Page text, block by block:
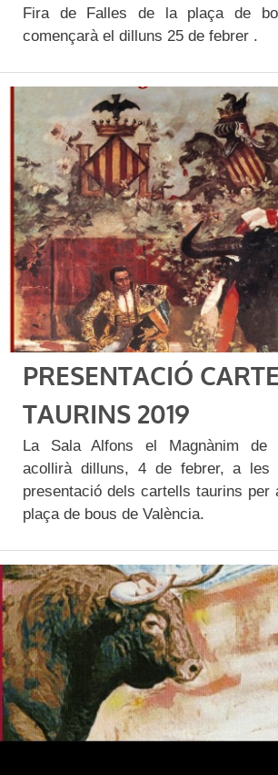
Fira de Falles de la plaça de
començarà el dilluns 25 de febrer .
PRESENTACIÓ
TAURINS 2019
La Sala Alfons el Magnànim de
acollirà dilluns, 4 de febrer, a les
presentació dels cartells taurins per
plaça de bous de València.